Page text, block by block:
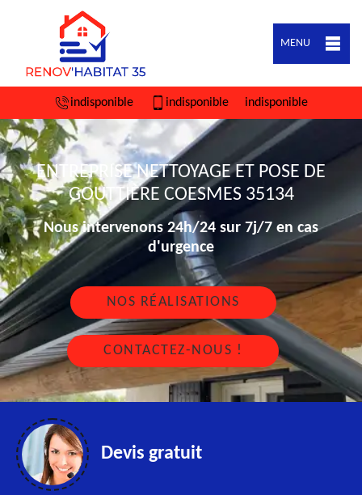
MENU
indisponible indisponible indisponible
ENTREPRISE NETTOYAGE ET POSE DE
GOUTTIÈRE COESMES 35134
Nous intervenons 24h/24 sur 7j/7 en cas
d'urgence
NOS RÉALISATIONS
CONTACTEZ-NOUS !
Devis gratuit